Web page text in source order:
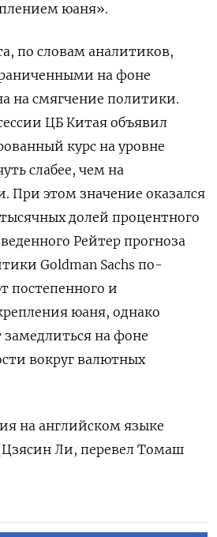
юаня».
по словам аналитиков,
на ‌фоне
на смягчение политики.
ЦБ Китая объявил
курс на уровне
слабее, чем на
При этом значение оказался
‍долей процентного
Рейтер прогноза
Goldman Sachs по-
постепенного ‍и
юаня, однако
на фоне
вокруг валютных
⁠на английском языке
Ли, перевел Томаш